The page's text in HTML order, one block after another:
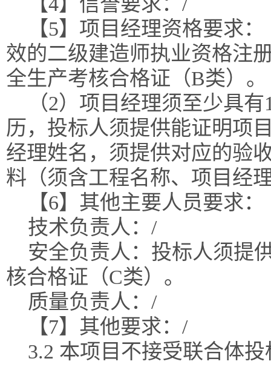
【5】项目经理资格要求
效的二级建造师执业资格注
全生产考核合格证（B类）。
（2）项目经理须至少具
历，投标人须提供能证明项
经理姓名，须提供对应的验
料（须含工程名称、项目经
【6】其他主要人员要求：
技术负责人：/
安全负责人：投标人须提
核合格证（C类）。
质量负责人：/
【7】其他要求：/
3.2 本项目不接受联合体投